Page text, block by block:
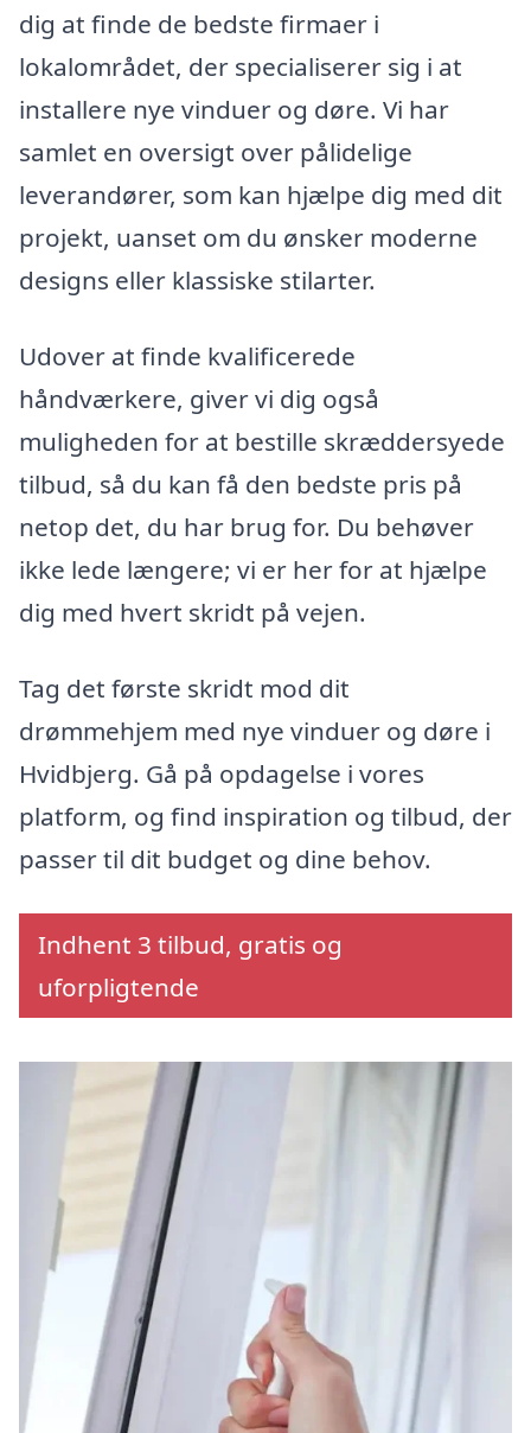
dig at finde de bedste firmaer i
lokalområdet, der specialiserer sig i at
installere nye vinduer og døre. Vi har
samlet en oversigt over pålidelige
leverandører, som kan hjælpe dig med dit
projekt, uanset om du ønsker moderne
designs eller klassiske stilarter.
Udover at finde kvalificerede
håndværkere, giver vi dig også
muligheden for at bestille skræddersyede
tilbud, så du kan få den bedste pris på
netop det, du har brug for. Du behøver
ikke lede længere; vi er her for at hjælpe
dig med hvert skridt på vejen.
Tag det første skridt mod dit
drømmehjem med nye vinduer og døre i
Hvidbjerg. Gå på opdagelse i vores
platform, og find inspiration og tilbud, der
passer til dit budget og dine behov.
Indhent 3 tilbud, gratis og
uforpligtende